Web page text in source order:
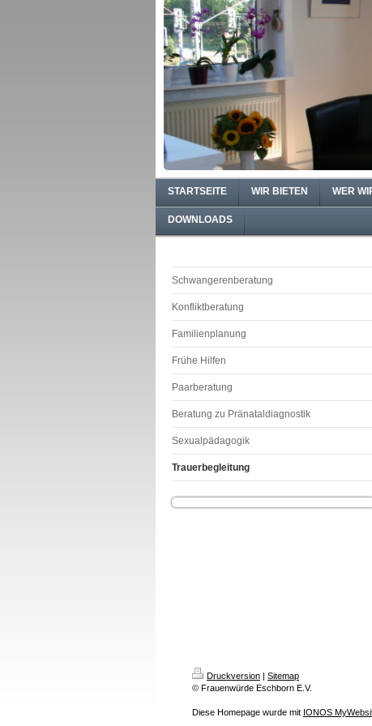
STARTSEITE WIR BIETEN WER
DOWNLOADS
Schwangerenberatung
Konfliktberatung
Familienplanung
Frühe Hilfen
Paarberatung
Beratung zu Pränataldiagnostik
Sexualpädagogik
Trauerbegleitung
Druckversion | Sitemap
© Frauenwürde Eschborn E.V.
Diese Homepage wurde mit IONOS